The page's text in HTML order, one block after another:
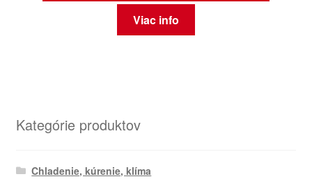
Viac info
Kategórie produktov
Chladenie, kúrenie, klíma